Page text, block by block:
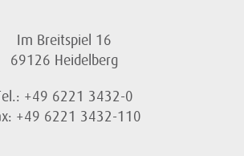
Im Breitspiel 16
69126 Heidelberg
+49 6221 3432-0
+49 6221 3432-110